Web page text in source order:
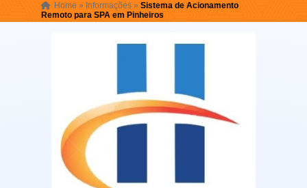
Home » Informações » Sistema de Acionamento
Remoto para SPA em Pinheiros